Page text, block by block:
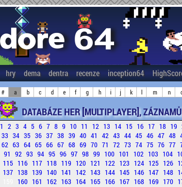
hry dema dentra recenze inception64
# a b c d e f g h i j k l m n
DATABÁZE HER [MULTIPLAYER],
1 2 3 4 5 6 7 8 9 10 11 12 13 14 15 16 17 18 19
33 34 35 36 37 38 39 40 41 42 43 44 45 46 47 48
62 63 64 65 66 67 68 69 70 71 72 73 74 75 76 77
91 92 93 94 95 96 97 98 99 100 101 102 103 104
115 116 117 118 119 120 121 122 123 124 125 126
137 138 139 140 141 142 143 144 145 146 147 148
160 161 162 163 164 165 166 167 168 169 170